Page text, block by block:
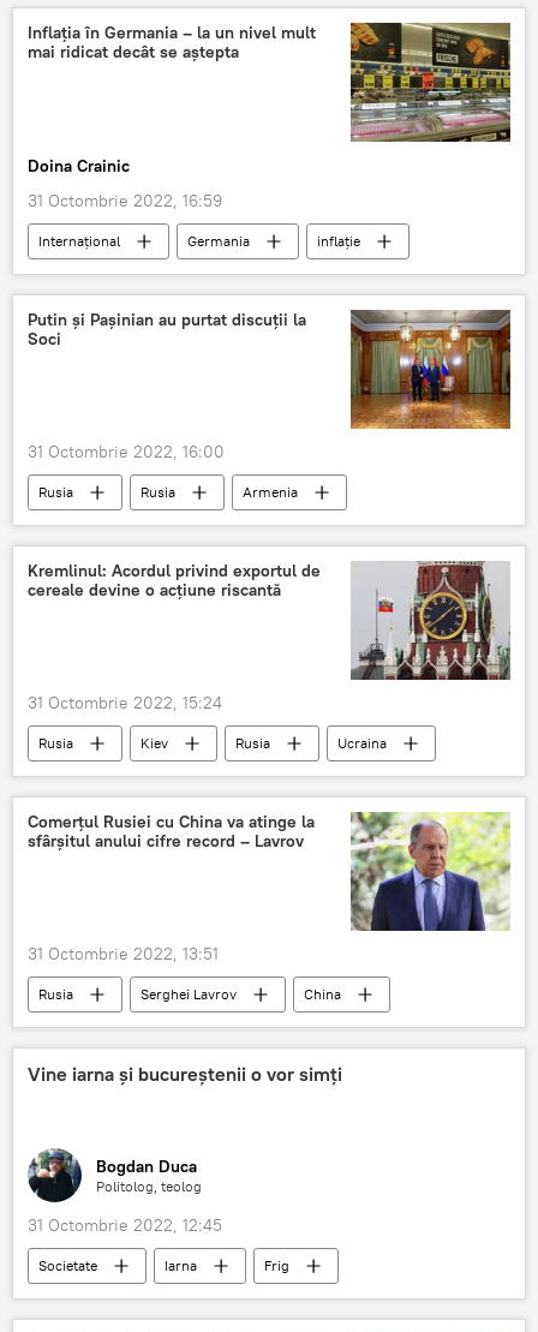
Inflaţia în Germania – la un nivel mult
mai ridicat decât se aștepta
Doina Crainic
31 Octombrie 2022, 16:59
Internaţional Germania inflație
Putin și Pașinian au purtat discuții la
Soci
31 Octombrie 2022, 16:00
Rusia Rusia Armenia
Kremlinul: Acordul privind exportul de
cereale devine o acțiune riscantă
31 Octombrie 2022, 15:24
Rusia Kiev Rusia Ucraina
Comerțul Rusiei cu China va atinge la
sfârșitul anului cifre record – Lavrov
31 Octombrie 2022, 13:51
Rusia Serghei Lavrov
China
Rusia
Vine iarna și bucureștenii o vor simți
Bogdan Duca
Politolog, teolog
31 Octombrie 2022, 12:45
Societate Iarna
Frig
București
Încălzire